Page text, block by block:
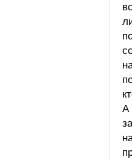
А